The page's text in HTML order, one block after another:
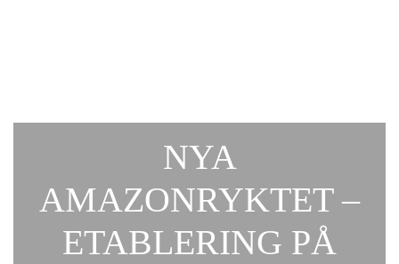
NYA
AMAZONRYKTET –
ETABLERING PÅ